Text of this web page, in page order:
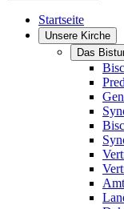
Startseite
Unsere Kirche
Das